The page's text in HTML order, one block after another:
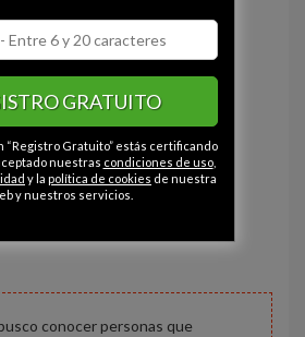
conocer personas que
GRATUITO
“Registro Gratuito” estás certificando
nuestras condiciones de uso,
y la política de cookies de nuestra
y nuestros servicios.